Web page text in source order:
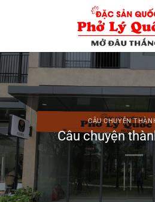
dung
CÂU CHUYỆN
Câu chuyện